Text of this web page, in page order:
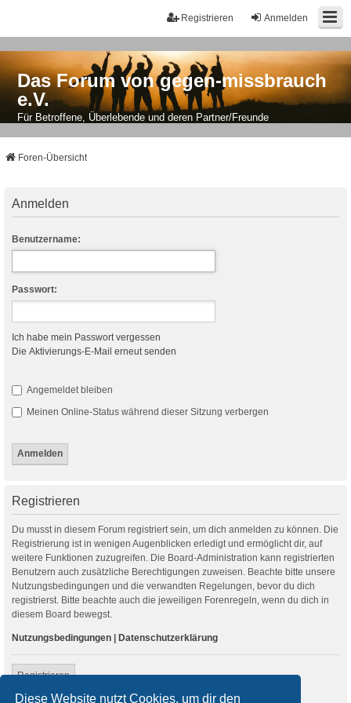
Diese Website nutzt Cookies, um dir den
Anmelden
Registrieren
Das Forum von gegen-missbrauch
e.V.
Für Betroffene, Überlebende und deren Partner/Freunde
Foren-Übersicht
Anmelden
Benutzername:
Passwort:
Ich habe mein Passwort vergessen
Die Aktivierungs-E-Mail erneut senden
Angemeldet bleiben
Meinen Online-Status während dieser Sitzung verbergen
Registrieren
Du musst in diesem Forum registriert sein, um dich anmelden zu können. Die
Registrierung ist in wenigen Augenblicken erledigt und ermöglicht dir, auf
weitere Funktionen zuzugreifen. Die Board-Administration kann registrierten
Benutzern auch zusätzliche Berechtigungen zuweisen. Beachte bitte unsere
Nutzungsbedingungen und die verwandten Regelungen, bevor du dich
registrierst. Bitte beachte auch die jeweiligen Forenregeln, wenn du dich in
diesem Board bewegst.
Nutzungsbedingungen | Datenschutzerklärung
Registrieren